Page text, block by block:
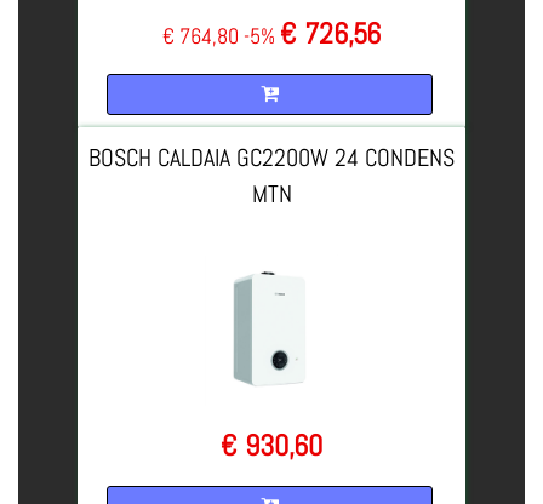
€ 764,80 -5% € 726,56
BOSCH CALDAIA GC2200W 24 CONDENS
MTN
€ 930,60